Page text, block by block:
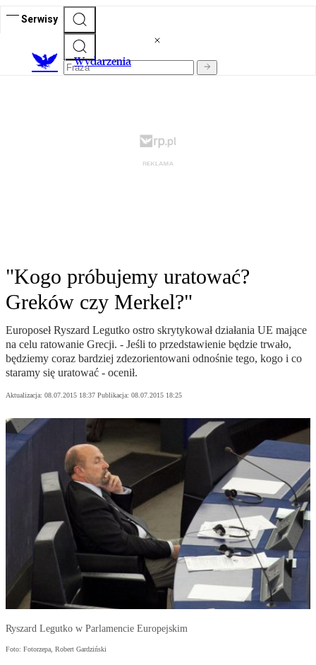
Serwisy
Wydarzenia
"Kogo próbujemy uratować?
Greków czy Merkel?"
Europoseł Ryszard Legutko ostro skrytykował działania UE mające
na celu ratowanie Grecji. - Jeśli to przedstawienie będzie trwało,
będziemy coraz bardziej zdezorientowani odnośnie tego, kogo i co
staramy się uratować - ocenił.
Aktualizacja: 08.07.2015 18:37 Publikacja: 08.07.2015 18:25
Ryszard Legutko w Parlamencie Europejskim
Foto: Fotorzepa, Robert Gardziński